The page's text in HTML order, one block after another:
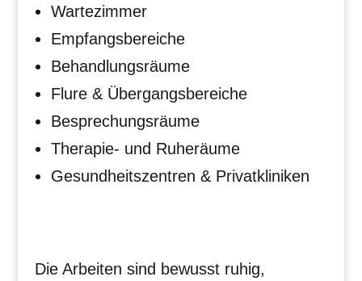
Wartezimmer
Empfangsbereiche
Behandlungsräume
Flure & Übergangsbereiche
Besprechungsräume
Therapie- und Ruheräume
Gesundheitszentren & Privatkliniken
Die Arbeiten sind bewusst ruhig,